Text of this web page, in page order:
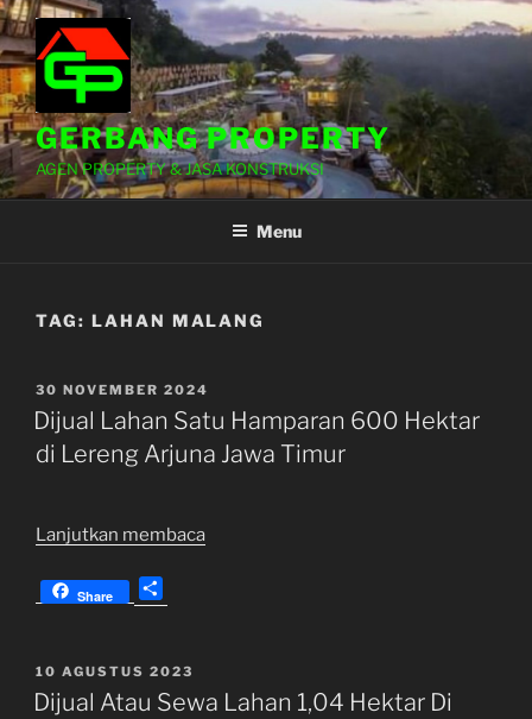
Lompat
ke
konten
GERBANG PROPERTY
AGEN PROPERTY & JASA KONSTRUKSI
Menu
TAG: LAHAN MALANG
DIPOSKAN
PADA
30 NOVEMBER 2024
Dijual Lahan Satu Hamparan 600 Hektar
di Lereng Arjuna Jawa Timur
Lanjutkan membaca“Dijual
di
Share
h
e
DIPOSKAN
PADA
10 AGUSTUS 2023
Dijual Atau Sewa Lahan 1,04 Hektar Di